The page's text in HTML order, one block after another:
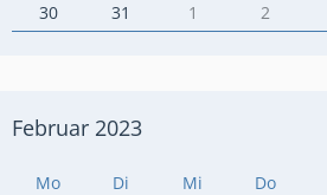
30
31 1 2
Februar 2023
Mo Di Mi Do